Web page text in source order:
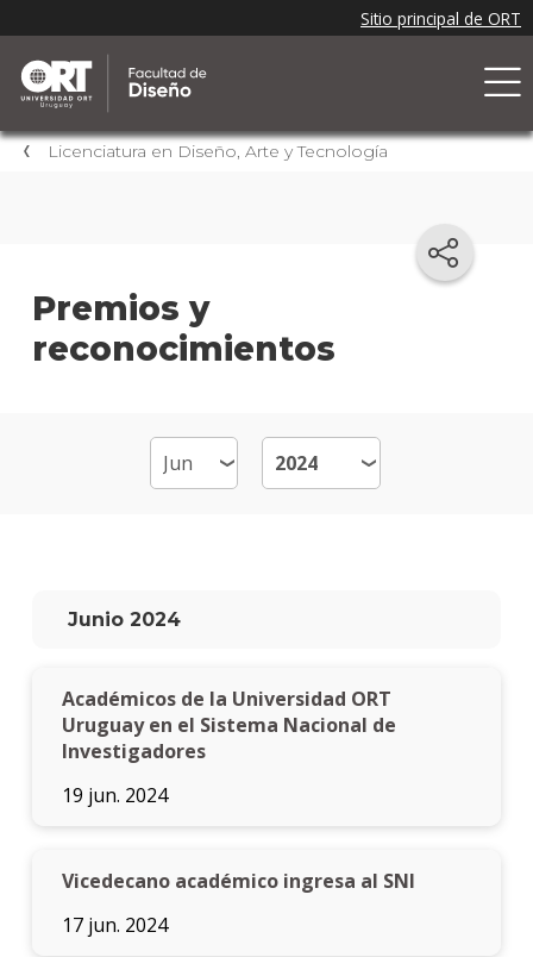
Licenciatura en Diseño, Arte y Tecnología
Premios y
reconocimientos
Junio 2024
Académicos de la Universidad ORT
Uruguay en el Sistema Nacional de
Investigadores
19 jun. 2024
Vicedecano académico ingresa al SNI
17 jun. 2024